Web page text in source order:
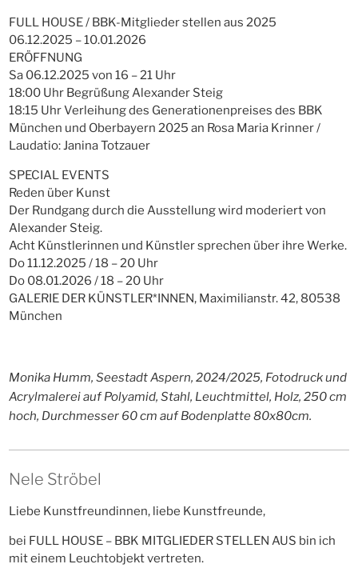
FULL HOUSE / BBK-Mitglieder stellen aus 2025
06.12.2025 – 10.01.2026
ERÖFFNUNG
Sa 06.12.2025 von 16 – 21 Uhr
18:00 Uhr Begrüßung Alexander Steig
18:15 Uhr Verleihung des Generationenpreises des BBK
München und Oberbayern 2025 an Rosa Maria Krinner /
Laudatio: Janina Totzauer
SPECIAL EVENTS
Reden über Kunst
Der Rundgang durch die Ausstellung wird moderiert von
Alexander Steig.
Acht Künstlerinnen und Künstler sprechen über ihre Werke.
Do 11.12.2025 / 18 – 20 Uhr
Do 08.01.2026 / 18 – 20 Uhr
GALERIE DER KÜNSTLER*INNEN, Maximilianstr. 42, 80538
München
Monika Humm, Seestadt Aspern, 2024/2025, Fotodruck und
Acrylmalerei auf Polyamid, Stahl, Leuchtmittel, Holz, 250 cm
hoch, Durchmesser 60 cm auf Bodenplatte 80x80cm.
Nele Ströbel
Liebe Kunstfreundinnen, liebe Kunstfreunde,
bei FULL HOUSE – BBK MITGLIEDER STELLEN AUS bin ich
mit einem Leuchtobjekt vertreten.